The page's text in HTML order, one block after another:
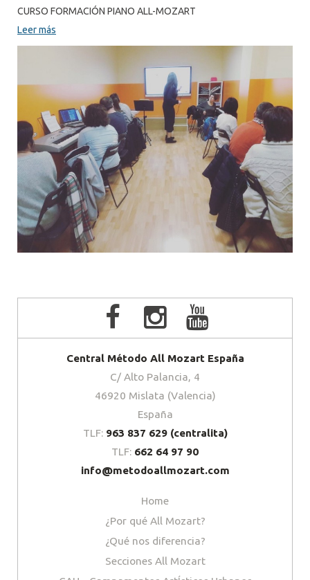
CURSO FORMACIÓN PIANO ALL-MOZART
Leer más
Central Método All Mozart España
C/ Alto Palancia, 4
46920 Mislata (Valencia)
España
TLF: 963 837 629 (centralita)
TLF: 662 64 97 90
info@metodoallmozart.com
Home
¿Por qué All Mozart?
¿Qué nos diferencia?
Secciones All Mozart